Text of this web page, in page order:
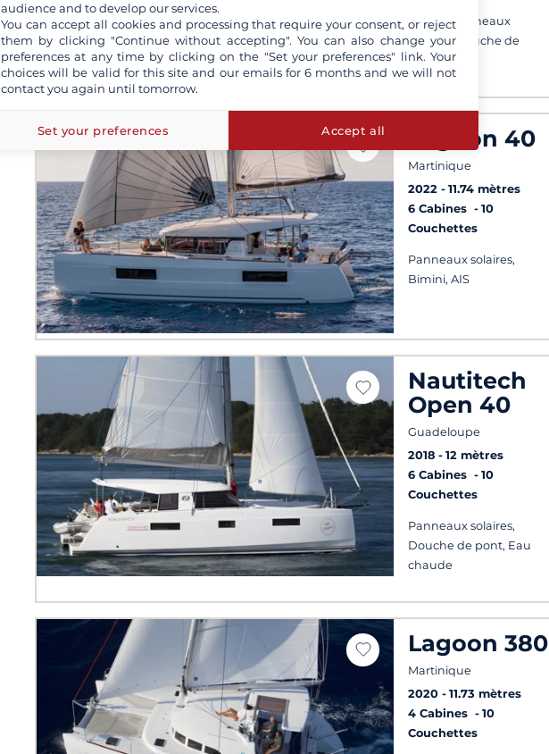
Bimini, Panneaux
solaires, Douche de
pont
Lagoon 40
Martinique
2022
11.74 mètres
6 Cabines
10
Couchettes
Panneaux solaires,
Bimini, AIS
Nautitech
Open 40
Guadeloupe
2018
12 mètres
6 Cabines
10
Couchettes
Panneaux solaires,
Douche de pont, Eau
chaude
Lagoon 380
Martinique
2020
11.73 mètres
4 Cabines
10
Couchettes
audience and to develop our services.
You can accept all cookies and processing that require your consent, or reject
them by clicking "Continue without accepting". You can also change your
preferences at any time by clicking on the "Set your preferences" link. Your
choices will be valid for this site and our emails for 6 months and we will not
contact you again until tomorrow.
Set your preferences Accept all